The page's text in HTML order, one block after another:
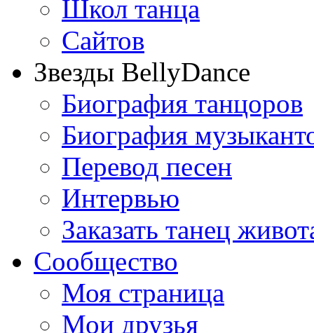
Школ танца
Сайтов
Звезды BellyDance
Биография танцоров
Биография
Перевод песен
Интервью
Заказать танец
Сообщество
Моя страница
Мои друзья